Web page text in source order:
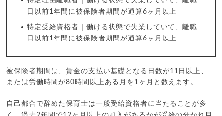
日以前1年間に被保険者期間が通算6ヶ月以上
特定受給資格者｜働ける状態で失業していて、離職
日以前1年間に被保険者期間が通算6ヶ月以上
被保険者期間は、賃金の支払い基礎となる日数が11日以上、
または労働時間が80時間以上ある月を1ヶ月と数えます。
自己都合で辞めた保育士は一般受給資格者に当たることが多